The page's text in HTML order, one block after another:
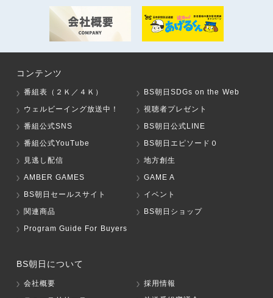
コンテンツ
番組表（２Ｋ／４Ｋ）
BS朝日SDGs on the Web
ウェルビーイング放送中！
視聴者プレゼント
番組公式SNS
BS朝日公式LINE
番組公式YouTube
BS朝日エピソード０
見逃し配信
地方創生
AMBER GAMES
GAME A
BS朝日セールスサイト
イベント
関連商品
BS朝日ショップ
Program Guide For Buyers
BS朝日について
会社概要
採用情報